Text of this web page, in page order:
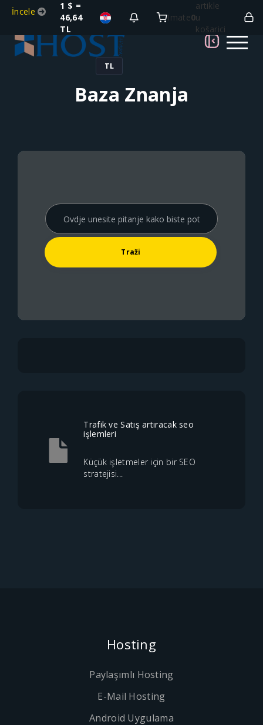
İncele
1 $ =
46,64
TL
Imate0
artikle
u
košarici
TL
Baza Znanja
Trafik ve Satış artıracak seo
işlemleri
Küçük işletmeler için bir SEO
stratejisi...
Hosting
Paylaşımlı Hosting
E-Mail Hosting
Android Uygulama